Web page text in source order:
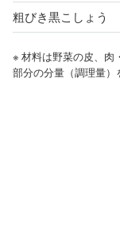
粗びき黒こしょう
※ 材料は野菜の皮、肉
部分の分量（調理量）